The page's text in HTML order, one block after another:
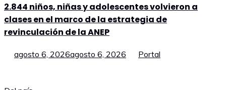
2.844 niños, niñas y adolescentes volvieron a
clases en el marco de la estrategia de
revinculación de la ANEP
agosto 6, 2026agosto 6, 2026 Portal